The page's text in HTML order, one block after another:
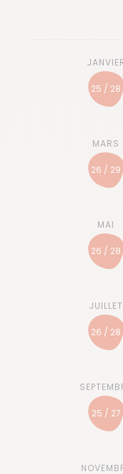
25 / 28
26 / 29
26 / 28
26 / 28
25 / 27